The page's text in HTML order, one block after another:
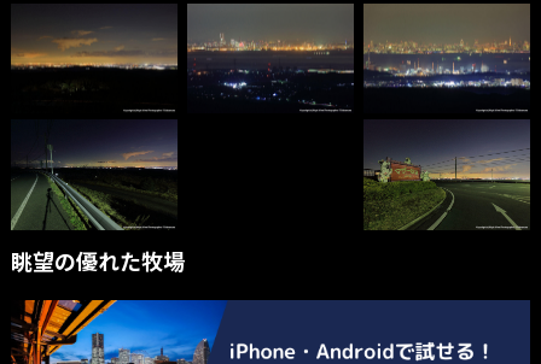
眺望の優れた牧場